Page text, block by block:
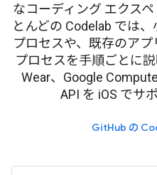
なコーディング エクス
とんどの Codelab では
プロセスや、既存のア
プロセスを手順ごとに
Wear、Google
API を iOS でサ
GitHub の